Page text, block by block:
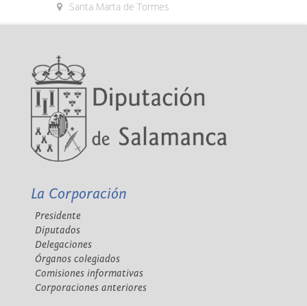
Santa Marta de Tormes
La Corporación
Presidente
Diputados
Delegaciones
Órganos colegiados
Comisiones informativas
Corporaciones anteriores